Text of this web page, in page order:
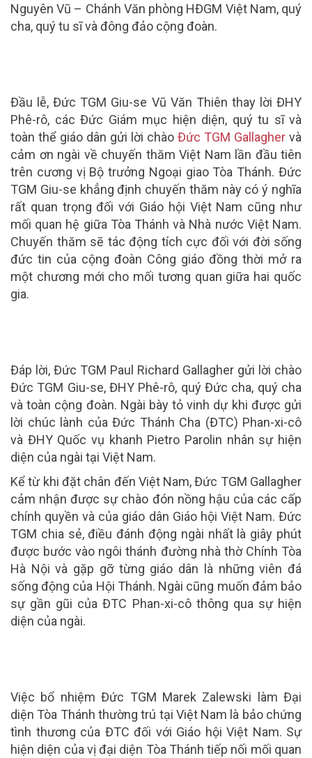
Nguyên Vũ – Chánh Văn phòng HĐGM Việt Nam, quý
cha, quý tu sĩ và đông đảo cộng đoàn.
Đầu lễ, Đức TGM Giu-se Vũ Văn Thiên thay lời ĐHY
Phê-rô, các Đức Giám mục hiện diện, quý tu sĩ và
toàn thể giáo dân gửi lời chào Đức TGM Gallagher và
cảm ơn ngài về chuyến thăm Việt Nam lần đầu tiên
trên cương vị Bộ trưởng Ngoại giao Tòa Thánh. Đức
TGM Giu-se khẳng định chuyến thăm này có ý nghĩa
rất quan trọng đối với Giáo hội Việt Nam cũng như
mối quan hệ giữa Tòa Thánh và Nhà nước Việt Nam.
Chuyến thăm sẽ tác động tích cực đối với đời sống
đức tin của cộng đoàn Công giáo đồng thời mở ra
một chương mới cho mối tương quan giữa hai quốc
gia.
Đáp lời, Đức TGM Paul Richard Gallagher gửi lời chào
Đức TGM Giu-se, ĐHY Phê-rô, quý Đức cha, quý cha
và toàn cộng đoàn. Ngài bày tỏ vinh dự khi được gửi
lời chúc lành của Đức Thánh Cha (ĐTC) Phan-xi-cô
và ĐHY Quốc vụ khanh Pietro Parolin nhân sự hiện
diện của ngài tại Việt Nam.
Kể từ khi đặt chân đến Việt Nam, Đức TGM Gallagher
cảm nhận được sự chào đón nồng hậu của các cấp
chính quyền và của giáo dân Giáo hội Việt Nam. Đức
TGM chia sẻ, điều đánh động ngài nhất là giây phút
được bước vào ngôi thánh đường nhà thờ Chính Tòa
Hà Nội và gặp gỡ từng giáo dân là những viên đá
sống động của Hội Thánh. Ngài cũng muốn đảm bảo
sự gần gũi của ĐTC Phan-xi-cô thông qua sự hiện
diện của ngài.
Việc bổ nhiệm Đức TGM Marek Zalewski làm Đại
diện Tòa Thánh thường trú tại Việt Nam là bảo chứng
tình thương của ĐTC đối với Giáo hội Việt Nam. Sự
hiện diện của vị đại diện Tòa Thánh tiếp nối mối quan